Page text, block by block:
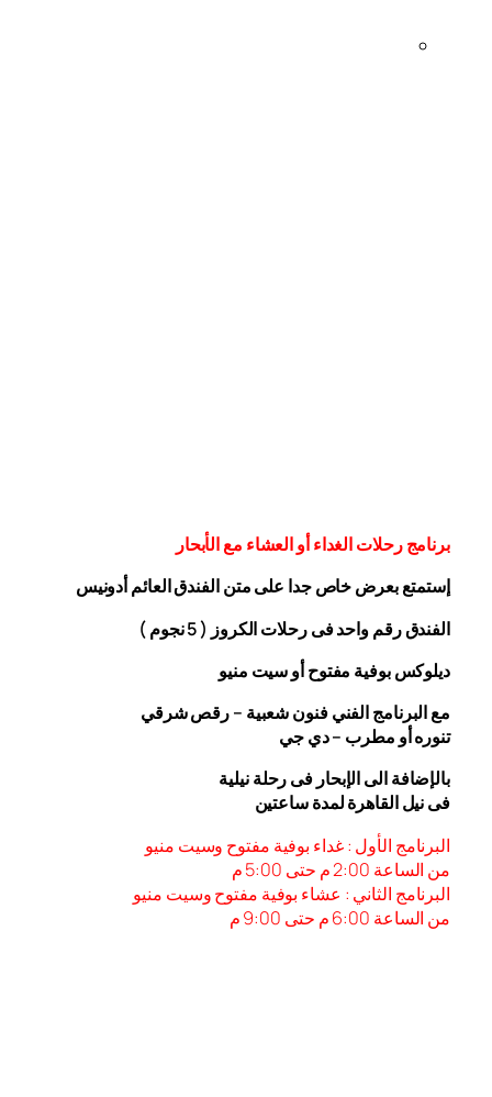
برنامج رحلات الغداء أو العشاء مع الأبحار
إستمتع بعرض خاص جدا على متن الفندقالعائم أدونيس
الفندق رقم واحد فى رحلات الكروز ( 5 نجوم )
ديلوكس بوفية مفتوح أو سيت منيو
مع البرنامج الفني فنون شعبية – رقص شرقي
تنوره أو مطرب – دي جي
بالإضافة الى الإبحار فى رحلة نيلية
فى نيل القاهرة لمدة ساعتين
البرنامج الأول : غداء بوفية مفتوح وسيت منيو
من الساعة 2:00 م حتى 5:00 م
البرنامج الثاني : عشاء بوفية مفتوح وسيت منيو
من الساعة 6:00
م حتى 9:00 م